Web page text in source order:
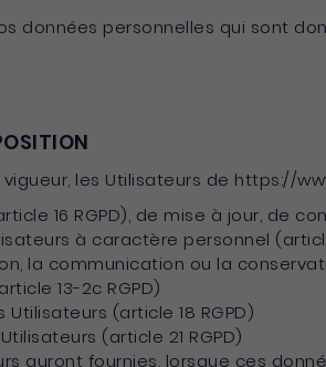
données personnelles qui sont
les Utilisateurs de https://
16 RGPD), de mise à jour, de
à caractère personnel (article
la communication ou la
13-2c RGPD)
(article 18 RGPD)
(article 21 RGPD)
auront fournies, lorsque ces